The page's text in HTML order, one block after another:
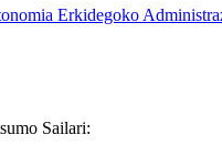
Erkidegoko
Sailari: